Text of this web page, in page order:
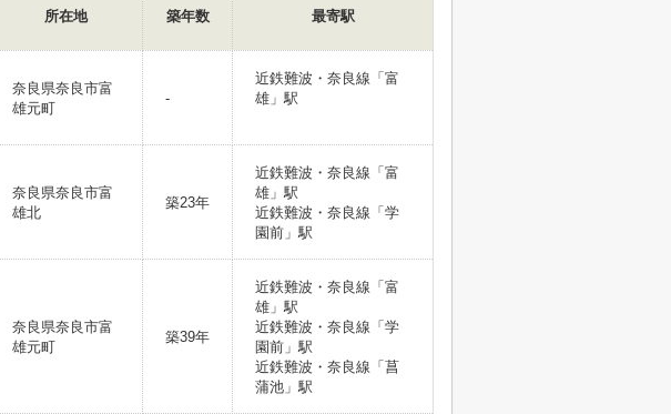
所在地 築年数 最寄駅
奈良県奈良市富
雄元町
-
近鉄難波・奈良線「富
雄」駅
奈良県奈良市富
雄北
築23年
近鉄難波・奈良線「富
雄」駅
近鉄難波・奈良線「学
園前」駅
奈良県奈良市富
雄元町
築39年
近鉄難波・奈良線「富
雄」駅
近鉄難波・奈良線「学
園前」駅
近鉄難波・奈良線「菖
蒲池」駅